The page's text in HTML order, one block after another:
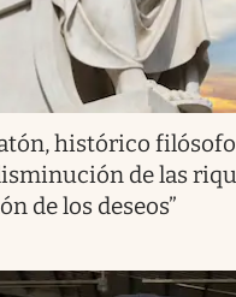
histórico
de las
de los deseos”